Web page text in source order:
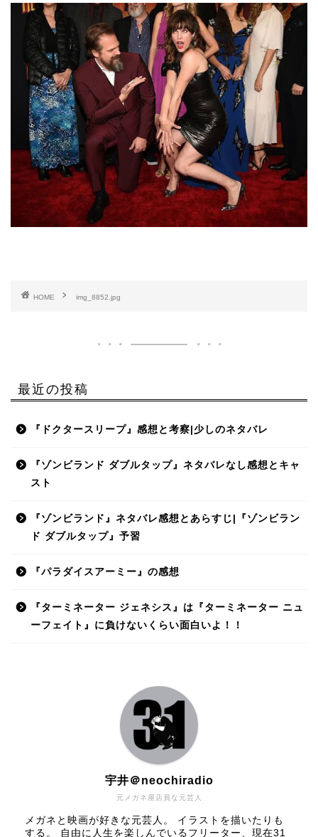
HOME img_8852.jpg
最近の投稿
『ドクタースリープ』感想と考察|少しのネタバレ
『ゾンビランド ダブルタップ』ネタバレなし感想とキャ
スト
『ゾンビランド』ネタバレ感想とあらすじ|『ゾンビラン
ド ダブルタップ』予習
『パラダイスアーミー』の感想
『ターミネーター ジェネシス』は『ターミネーター ニュ
ーフェイト』に負けないくらい面白いよ！！
元メガネ屋店員な元芸人
宇井＠neochiradio
メガネと映画が好きな元芸人。 イラストを描いたりも
する。 自由に人生を楽しんでいるフリーター、現在31